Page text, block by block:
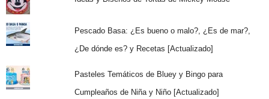
Pescado Basa: ¿Es bueno o malo?, ¿Es de mar?,
¿De dónde es? y Recetas [Actualizado]
Pasteles Temáticos de Bluey y Bingo para
Cumpleaños de Niña y Niño [Actualizado]